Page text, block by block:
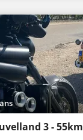
3 - 55km